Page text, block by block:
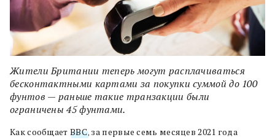
Жители Британии теперь могут расплачиваться
бесконтактными картами за покупки суммой до 100
фунтов — раньше такие транзакции были
ограничены 45 фунтами.
Как сообщает ВВС, за первые семь месяцев 2021 года